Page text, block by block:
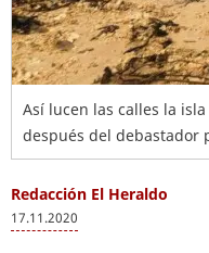
Así lucen las calles la
después del debastador
Redacción El Heraldo
17.11.2020